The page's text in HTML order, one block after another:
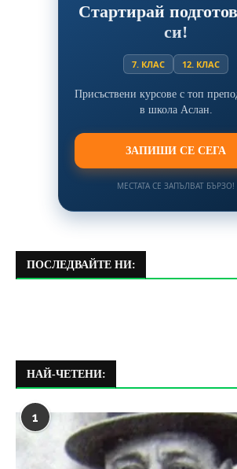
Стартирай
си!
7. КЛАС 12. КЛАС
Присъствени курсове с топ
в школа Аслан.
ЗАПИШИ СЕ СЕГА
МЕСТАТА СЕ ЗАПЪЛВАТ БЪРЗО!
ПОСЛЕДВАЙТЕ НИ:
НАЙ-ЧЕТЕНИ:
1